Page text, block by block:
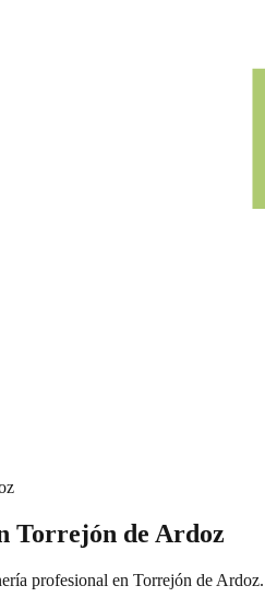
Torrejón de Ardoz
profesional en Torrejón de Ardoz